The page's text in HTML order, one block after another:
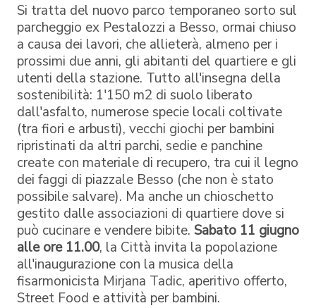
Si tratta del nuovo parco temporaneo sorto sul
parcheggio ex Pestalozzi a Besso, ormai chiuso
a causa dei lavori, che allieterà, almeno per i
prossimi due anni, gli abitanti del quartiere e gli
utenti della stazione. Tutto all'insegna della
sostenibilità: 1'150 m2 di suolo liberato
dall'asfalto, numerose specie locali coltivate
(tra fiori e arbusti), vecchi giochi per bambini
ripristinati da altri parchi, sedie e panchine
create con materiale di recupero, tra cui il legno
dei faggi di piazzale Besso (che non è stato
possibile salvare). Ma anche un chioschetto
gestito dalle associazioni di quartiere dove si
può cucinare e vendere bibite. Sabato 11 giugno
alle ore 11.00, la Città invita la popolazione
all'inaugurazione con la musica della
fisarmonicista Mirjana Tadic, aperitivo offerto,
Street Food e attività per bambini.